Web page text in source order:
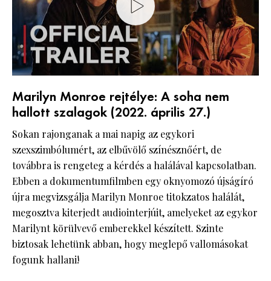
Marilyn Monroe rejtélye: A soha nem
hallott szalagok (2022. április 27.)
Sokan rajonganak a mai napig az egykori
szexszimbólumért, az elbűvölő színésznőért, de
továbbra is rengeteg a kérdés a halálával kapcsolatban.
Ebben a dokumentumfilmben egy oknyomozó újságíró
újra megvizsgálja Marilyn Monroe titokzatos halálát,
megosztva kiterjedt audiointerjúit, amelyeket az egykor
Marilynt körülvevő emberekkel készített. Szinte
biztosak lehetünk abban, hogy meglepő vallomásokat
fogunk hallani!